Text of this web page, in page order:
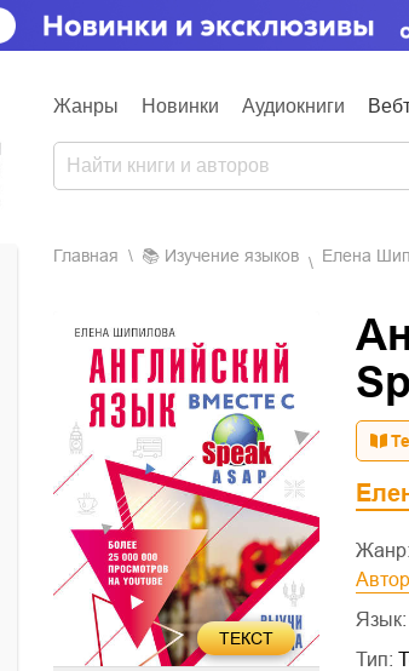
Жанры Новинки Аудиокниги
Главная 📚 изучение языков Елена
ТЕКСТ
Жанр:
Язык:
Тип: